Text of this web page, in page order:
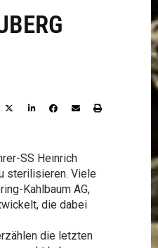
SS Heinrich
sterilisieren. Viele
Kahlbaum AG,
die dabei
die letzten